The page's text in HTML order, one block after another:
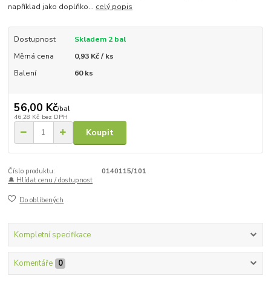
například jako doplňko... celý popis
Dostupnost
Skladem 2 bal
Měrná cena
0,93 Kč / ks
Balení
60 ks
56,00 Kč/bal
46,28 Kč bez DPH
Koupit
Číslo produktu:
0140115/101
🔔 Hlídat cenu / dostupnost
Do oblíbených
Kompletní specifikace
Komentáře 0